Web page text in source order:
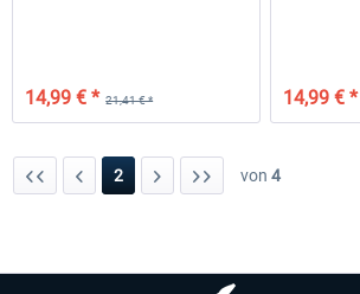
21,41 € *
14,99 € * 14,99 € *
2 von 4